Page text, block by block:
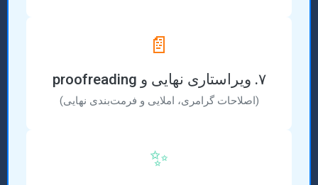
📄
۷. ویراستاری نهایی و proofreading
(اصلاحات گرامری، املایی و فرمت‌بندی نهایی)
✨